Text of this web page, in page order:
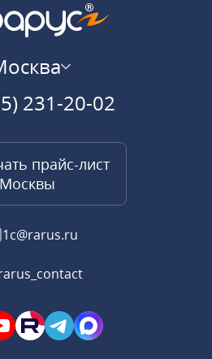
231-20-02
прайс-лист
1c@rarus.ru